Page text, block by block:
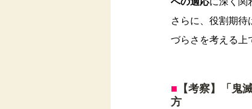
さらに、役割期待
づらさを考える上
■ 【考察】「鬼
方